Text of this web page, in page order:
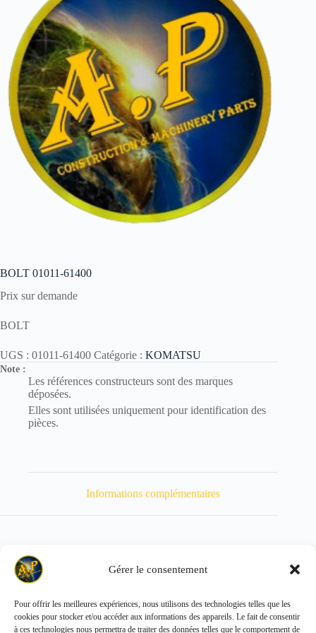
Gérer le consentement
Pour offrir les meilleures expériences, nous utilisons des technologies telles que les
cookies pour stocker et/ou accéder aux informations des appareils. Le fait de consentir
à ces technologies nous permettra de traiter des données telles que le comportement de
BOLT 01011-61400
Prix sur demande
BOLT
UGS : 01011-61400 Catégorie : KOMATSU
Note :
Les références constructeurs sont des marques
déposées.
Elles sont utilisées uniquement pour identification des
pièces.
Informations complémentaires
Poids 132 kg
Copyright © 2026 - ALL PARTS FRANCE SAS